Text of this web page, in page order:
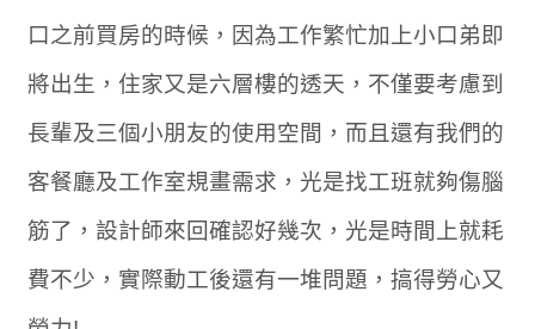
口之前買房的時候，因為工作繁忙加上小口弟即
將出生，住家又是六層樓的透天，不僅要考慮到
長輩及三個小朋友的使用空間，而且還有我們的
客餐廳及工作室規畫需求，光是找工班就夠傷腦
筋了，設計師來回確認好幾次，光是時間上就耗
費不少，實際動工後還有一堆問題，搞得勞心又